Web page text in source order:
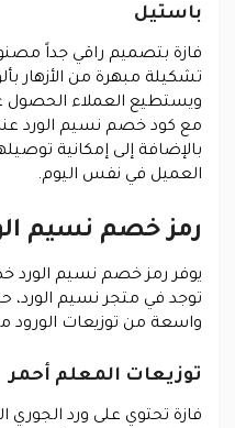
باستيل
فازة بتصميم راقي جداً
تشكيلة مبهرة من الأزهار
مع كود خصم نسيم الورد
بالإضافة إلى إمكانية
العميل في نفس اليوم.
رمز خصم نسيم
يوفر رمز خصم نسيم الورد
توجد في متجر نسيم الورد،
واسعة من توزيعات الورود
توزيعات المعلم أحمر
فازة تحتوي على ورد الجوري